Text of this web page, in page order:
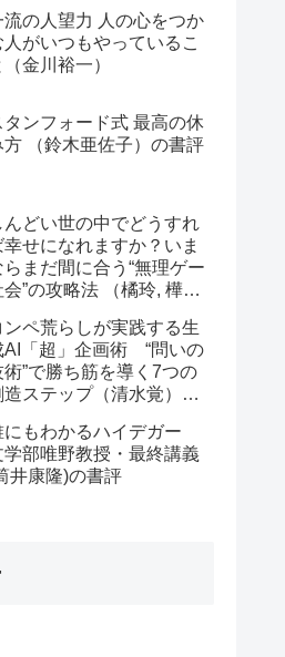
流の人望力 人の心をつか
人がいつもやっているこ
（金川裕一）
タンフォード式 最高の休
方 （鈴木亜佐子）の書評
んどい世の中でどうすれ
幸せになれますか？いま
らまだ間に合う“無理ゲー
会”の攻略法 （橘玲, 樺山
ンペ荒らしが実践する生
AI「超」企画術 “問いの
術”で勝ち筋を導く7つの
造ステップ（清水覚）の
にもわかるハイデガー
学部唯野教授・最終講義
井康隆)の書評